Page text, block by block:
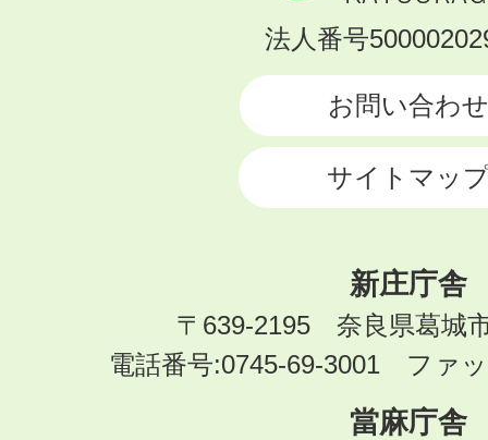
KATSURAGI
法人番号
お問い合わせ
サイトマッ
新庄庁舎
〒639-2195 奈良県葛城
電話番号:0745-69-3001 ファ
當麻庁舎